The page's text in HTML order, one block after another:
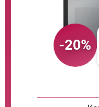
-20%